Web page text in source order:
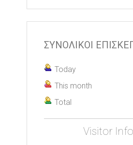
ΣΥΝΟΛΙΚΟΙ
Today
This month
Total
Visitor Info